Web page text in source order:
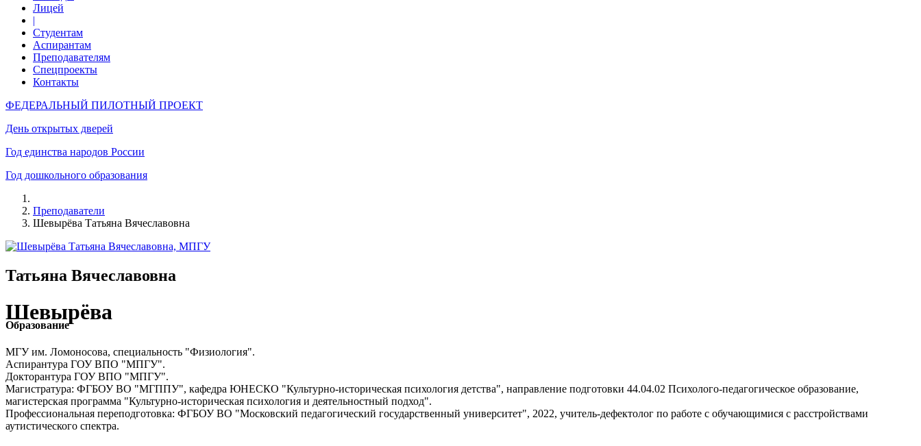
Лицей
|
Студентам
Аспирантам
Преподавателям
Спецпроекты
Контакты
ФЕДЕРАЛЬНЫЙ ПИЛОТНЫЙ ПРОЕКТ
День открытых дверей
Год единства народов России
Год дошкольного образования
Преподаватели
Шевырёва Татьяна Вячеславовна
Татьяна Вячеславовна
Шевырёва
Образование
МГУ им. Ломоносова, специальность "Физиология".
Аспирантура ГОУ ВПО "МПГУ".
Докторантура ГОУ ВПО "МПГУ".
Магистратура: ФГБОУ ВО "МГППУ", кафедра ЮНЕСКО "Культурно-историческая психология детства", направление подготовки 44.04.02 Психолого-педагогическое образование,
магистерская программа "Культурно-историческая психология и деятельностный подход".
Профессиональная переподготовка: ФГБОУ ВО "Московский педагогический государственный университет", 2022, учитель-дефектолог по работе с обучающимися с расстройствами
аутистического спектра.